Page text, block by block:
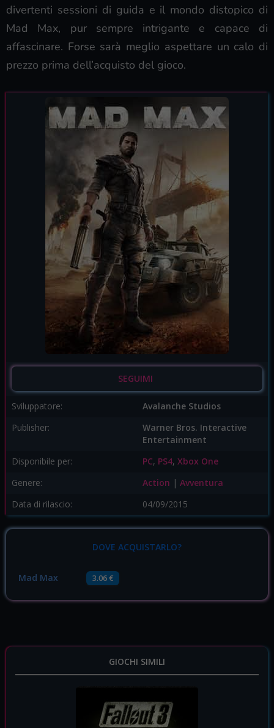
divertenti sessioni di guida e il mondo distopico di
Mad Max, pur sempre intrigante e capace di
affascinare. Forse sarà meglio aspettare un calo di
prezzo prima dell’acquisto del gioco.
SEGUIMI
Sviluppatore:
Avalanche Studios
Publisher:
Warner Bros. Interactive
Entertainment
Disponibile per:
PC, PS4, Xbox One
Genere:
Action | Avventura
Data di rilascio:
04/09/2015
DOVE ACQUISTARLO?
Mad Max 3.06 €
GIOCHI SIMILI